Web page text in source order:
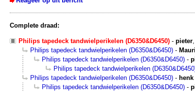
Complete draad:
Philips tapedeck tandwielperikelen (D6350&D6450) - pieter
Philips tapedeck tandwielperikelen (D6350&D6450) -
Philips tapedeck tandwielperikelen (D6350&D6450) -
Philips tapedeck tandwielperikelen
Philips tapedeck tandwielperikelen (D6350&D6450) -
Philips tapedeck tandwielperikelen (D6350&D6450) -